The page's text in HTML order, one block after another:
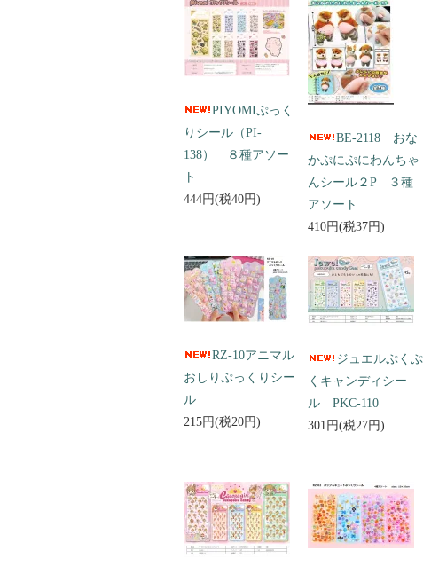
PIYOMIぷっく
りシール（PI-
138） ８種アソー
ト
444円(税40円)
BE-2118 おな
かぷにぷにわんちゃ
んシール２P ３種
アソート
410円(税37円)
RZ-10アニマル
おしりぷっくりシー
ル
215円(税20円)
ジュエルぷくぷ
くキャンディシー
ル PKC-110
301円(税27円)